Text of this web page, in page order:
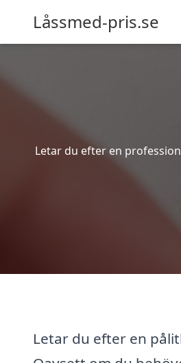
Låssmed-pris.se
Letar du efter en
Letar du efter en